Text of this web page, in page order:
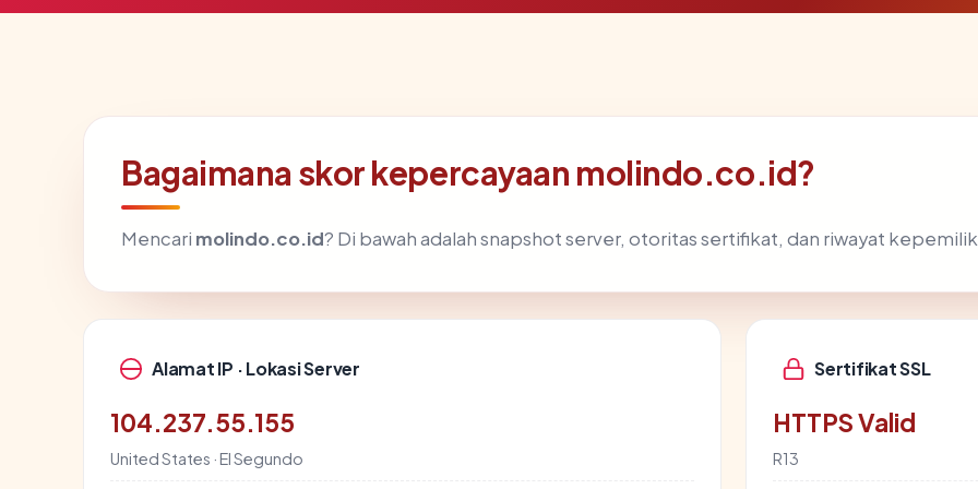
Bagaimana skor kepercayaan molindo.co.id?
Mencari molindo.co.id? Di bawah adalah snapshot server, otoritas sertifikat, dan riwayat
Alamat IP · Lokasi Server
104.237.55.155
United States · El Segundo
Sertifikat SSL
HTTPS Valid
R13